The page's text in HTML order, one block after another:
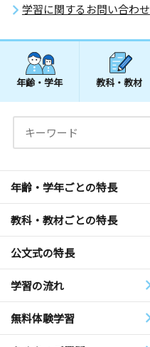
学習に関するお問い合わせ
年齢・学年 教科・教材
年齢・学年ごとの特長
教科・教材ごとの特長
公文式の特長
学習の流れ
無料体験学習